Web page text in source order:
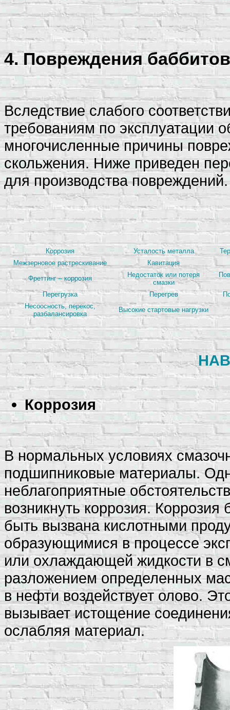
4. Повреждения
Вследствие слабого
требованиям по эксплуатации
многочисленные причины
скольжения. Ниже приведен
для производства повреждений.
Коррозия Усталость металла
Межзерновое растрескивание
Кавитация
Фреттинг – коррозия
Недостаток или потеря
смазки
Перегрузка Перегрев
Несоосность, перекос,
разбалансировка
Высокие стартовые нагрузки
Коррозия
В нормальных условиях
подшипниковые материалы.
неблагоприятные
возникнуть коррозия.
быть вызвана кислотными
образующимися в процессе
или охлаждающей жидкости в
разложением определенных
в нефти воздействует олово.
вызывает истощение
ослабляя материал.